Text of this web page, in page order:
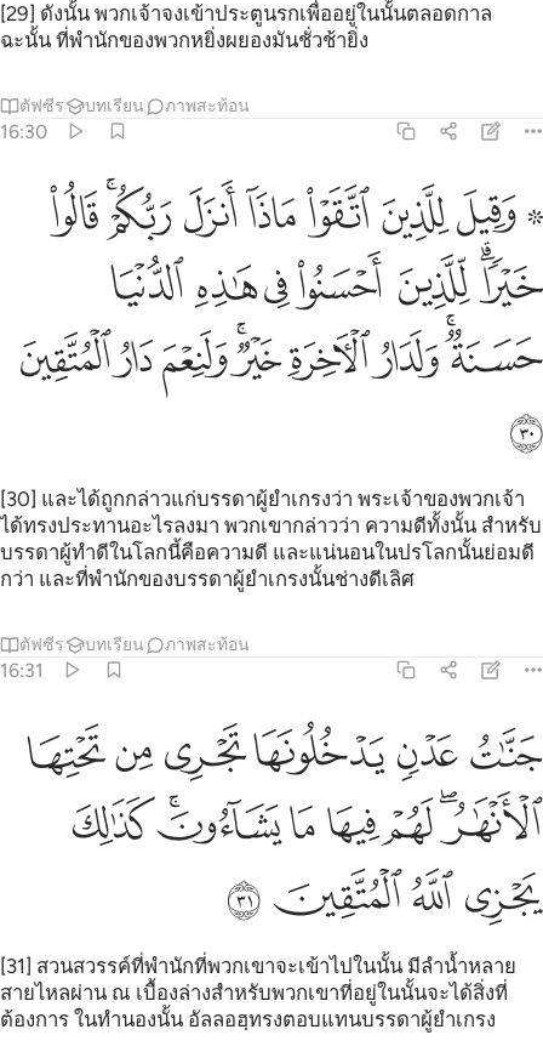
[29] ดังนั้น พวกเจ้าจงเข้าประตูนรกเพื่ออยู่ในนั้นตลอดกาล
ฉะนั้น ที่พำนักของพวกหยิ่งผยองมันชั่วช้ายิ่ง
ตัฟซีร บทเรียน ภาพสะท้อน
16:30
۞ وقيل للذين اتقوا ماذا انزل ربكم قالوا خيرا للذين احسنوا في هاذه
۞ وَقِيلَ لِلَّذِينَ ٱتَّقَوْا۟ مَاذَآ أَنزَلَ رَبُّكُمْ ۚ قَالُوا۟
ﱹ ﱺﱻﱼﱽﱾﱿﲀﲁ
ﲂﲃﲄ ﲅﲆﲇﲈ
ﲉﲊﲋﲌﲍﲎﲏﲐﲑ
ﲒ
[30] และได้ถูกกล่าวแก่บรรดาผู้ยำเกรงว่า พระเจ้าของพวกเจ้า
ได้ทรงประทานอะไรลงมา พวกเขากล่าวว่า ความดีทั้งนั้น สำหรับ
บรรดาผู้ทำดีในโลกนี้คือความดี และแน่นอนในปรโลกนั้นย่อมดี
กว่า และที่พำนักของบรรดาผู้ยำเกรงนั้นช่างดีเลิศ
ตัฟซีร บทเรียน ภาพสะท้อน
16:31
جنات عدن يدخلونها تجري من تحتها الانهار لهم فيها ما يشاءون كذالك
جَنَّـٰتُ عَدْنٍۢ يَدْخُلُونَهَا تَجْرِى مِن تَحْتِهَا ٱلْأَنْهَـٰرُ ۖ لَهُمْ فِيهَا
ﲓﲔﲕﲖﲗﲘ
ﲙﲚﲛﲜﲝﲞﲟﲠ
ﲡﲢﲣﲤ
[31] สวนสวรรค์ที่พำนักที่พวกเขาจะเข้าไปในนั้น มีลำน้ำหลาย
สายไหลผ่าน ณ เบื้องล่างสำหรับพวกเขาที่อยู่ในนั้นจะได้สิ่งที่
ต้องการ ในทำนองนั้น อัลลอฮฺทรงตอบแทนบรรดาผู้ยำเกรง